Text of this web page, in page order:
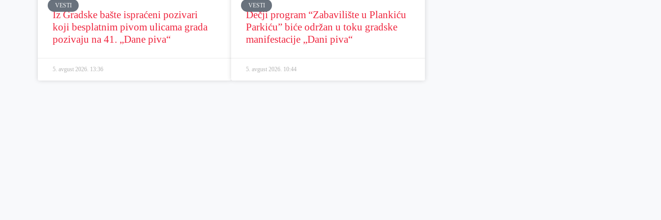
VESTI
Iz Gradske bašte ispraćeni pozivari
koji besplatnim pivom ulicama grada
pozivaju na 41. „Dane piva“
5. avgust 2026. 13:36
VESTI
Dečji program “Zabavilište u Plankiću
Parkiću” biće održan u toku gradske
manifestacije „Dani piva“
5. avgust 2026. 10:44